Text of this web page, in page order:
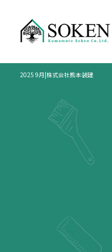
2025 9月|株式会社熊本装建